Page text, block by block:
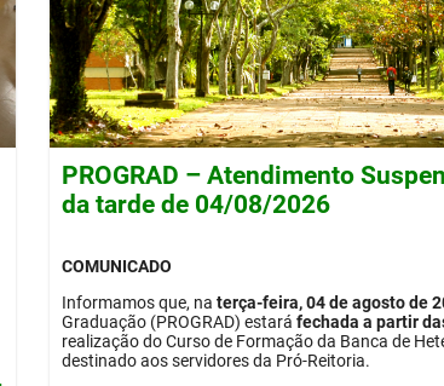
PROGRAD – Atendimento
da tarde de 04/08/2026
COMUNICADO
Informamos que, na terça-feira, 04 de agosto de
Graduação (PROGRAD) estará fechada a partir
realização do Curso de Formação da Banca de
destinado aos servidores da Pró-Reitoria.